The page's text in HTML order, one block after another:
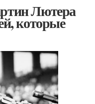
Лютера
которые